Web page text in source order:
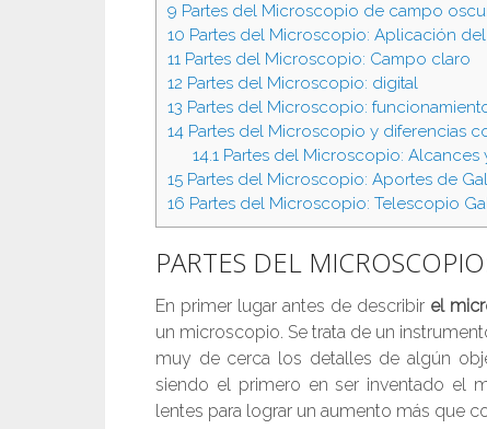
9 Partes del Microscopio de campo
10 Partes del Microscopio: Aplicación
11 Partes del Microscopio: Campo claro
12 Partes del Microscopio: digital
13 Partes del Microscopio:
14 Partes del Microscopio y diferencias
14.1Partes del Microscopio: Alcances
15 Partes del Microscopio: Aportes de
16 Partes del Microscopio: Telescopio
PARTES DEL
En primer lugar antes de describir el
un microscopio. Se trata de un
muy de cerca los detalles de algún
siendo el primero en ser inventado el
lentes para lograr un aumento más que